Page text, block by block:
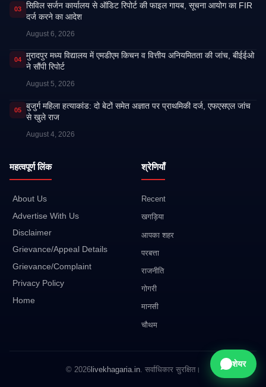
03
सिविल सर्जन कार्यालय से ऑडिट रिपोर्ट की फाइल गायब, सूचना आयोग का FIR
दर्ज करने का आदेश
August 6, 2026
04
मुरादपुर मध्य विद्यालय में एमडीएम किचन व वित्तीय अनियमितता की जांच, बीईईओ
ने सौंपी रिपोर्ट
August 5, 2026
05
बुजुर्ग महिला हत्याकांड: दो बेटों समेत अज्ञात पर प्राथमिकी दर्ज, एफएसएल जांच
से खुले राज
August 4, 2026
महत्वपूर्ण लिंक
About Us
Advertise With Us
Disclaimer
Grievance/Appeal Details
Grievance/Complaint
Privacy Policy
Home
श्रेणियाँ
Recent
खगड़िया
आपका शहर
परबत्ता
राजनीति
गोगरी
मानसी
चौथम
© 2026livekhagaria.in. सर्वाधिकार सुरक्षित।
शेयर